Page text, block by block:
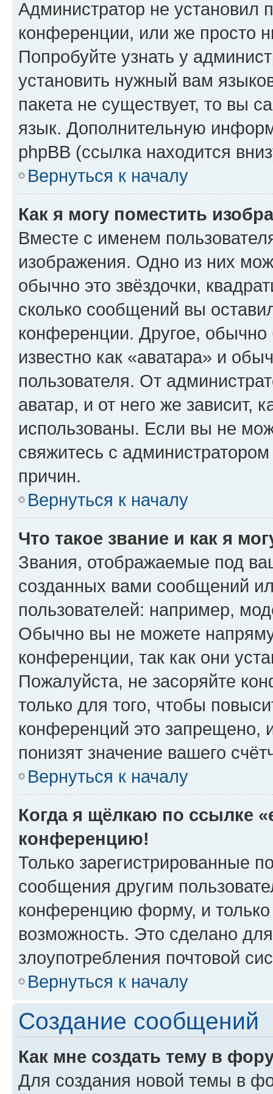
Администратор не установил
конференции, или же просто
Попробуйте узнать у
установить нужный вам
пакета не существует, то вы
язык. Дополнительную
phpBB (ссылка находится
Вернуться к началу
Как я могу поместить
Вместе с именем
изображения. Одно из них
обычно это звёздочки,
сколько сообщений вы
конференции. Другое,
известно как «аватара» и
пользователя. От
аватар, и от него же зависит,
использованы. Если вы не
свяжитесь с
причин.
Вернуться к началу
Что такое звание и как я
Звания, отображаемые под
созданных вами сообщений
пользователей: например,
Обычно вы не можете
конференции, так как они
Пожалуйста, не засоряйте
только для того, чтобы
конференций это запрещено,
понизят значение вашего
Вернуться к началу
Когда я щёлкаю по ссылке
конференцию!
Только зарегистрированные
сообщения другим
конференцию форму, и
возможность. Это сделано
злоупотребления почтовой
Вернуться к началу
Создание сообщений
Как мне создать тему в
Для создания новой темы в